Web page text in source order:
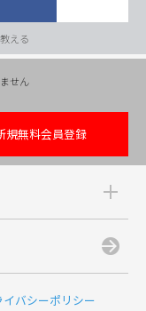
える
せん
規無料会員登録
イバシーポリシー